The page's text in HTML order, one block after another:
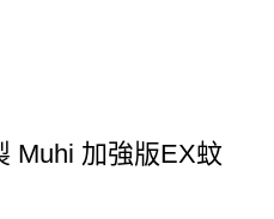
Muhi 加強版EX蚊